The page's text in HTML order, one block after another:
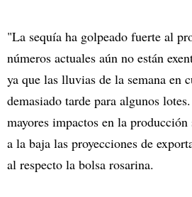
"La sequía ha golpeado fuerte al
números actuales aún no están
ya que las lluvias de la semana en
demasiado tarde para algunos
mayores impactos en la
a la baja las proyecciones de
al respecto la bolsa rosarina.